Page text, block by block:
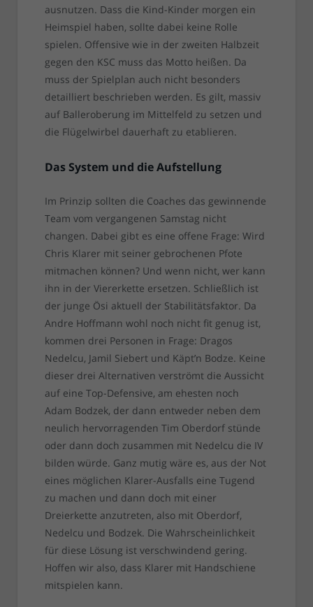
ausnutzen. Dass die Kind-Kinder morgen ein
Heimspiel haben, sollte dabei keine Rolle
spielen. Offensive wie in der zweiten Halbzeit
gegen den KSC muss das Motto heißen. Da
muss der Spielplan auch nicht besonders
detailliert beschrieben werden. Es gilt, massiv
auf Balleroberung im Mittelfeld zu setzen und
die Flügelwirbel dauerhaft zu etablieren.
Das System und die Aufstellung
Im Prinzip sollten die Coaches das gewinnende
Team vom vergangenen Samstag nicht
changen. Dabei gibt es eine offene Frage: Wird
Chris Klarer mit seiner gebrochenen Pfote
mitmachen können? Und wenn nicht, wer kann
ihn in der Viererkette ersetzen. Schließlich ist
der junge Ösi aktuell der Stabilitätsfaktor. Da
Andre Hoffmann wohl noch nicht fit genug ist,
kommen drei Personen in Frage: Dragos
Nedelcu, Jamil Siebert und Käpt’n Bodze. Keine
dieser drei Alternativen verströmt die Aussicht
auf eine Top-Defensive, am ehesten noch
Adam Bodzek, der dann entweder neben dem
neulich hervorragenden Tim Oberdorf stünde
oder dann doch zusammen mit Nedelcu die IV
bilden würde. Ganz mutig wäre es, aus der Not
eines möglichen Klarer-Ausfalls eine Tugend
zu machen und dann doch mit einer
Dreierkette anzutreten, also mit Oberdorf,
Nedelcu und Bodzek. Die Wahrscheinlichkeit
für diese Lösung ist verschwindend gering.
Hoffen wir also, dass Klarer mit Handschiene
mitspielen kann.